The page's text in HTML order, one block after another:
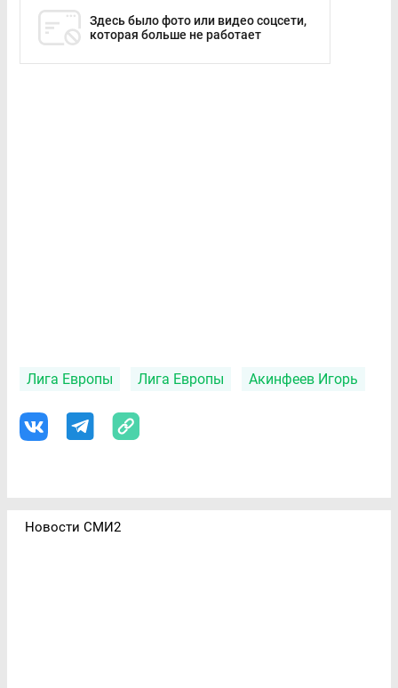
Здесь было фото или видео соцсети,
которая больше не работает
Лига Европы Лига Европы Акинфеев Игорь
Новости СМИ2